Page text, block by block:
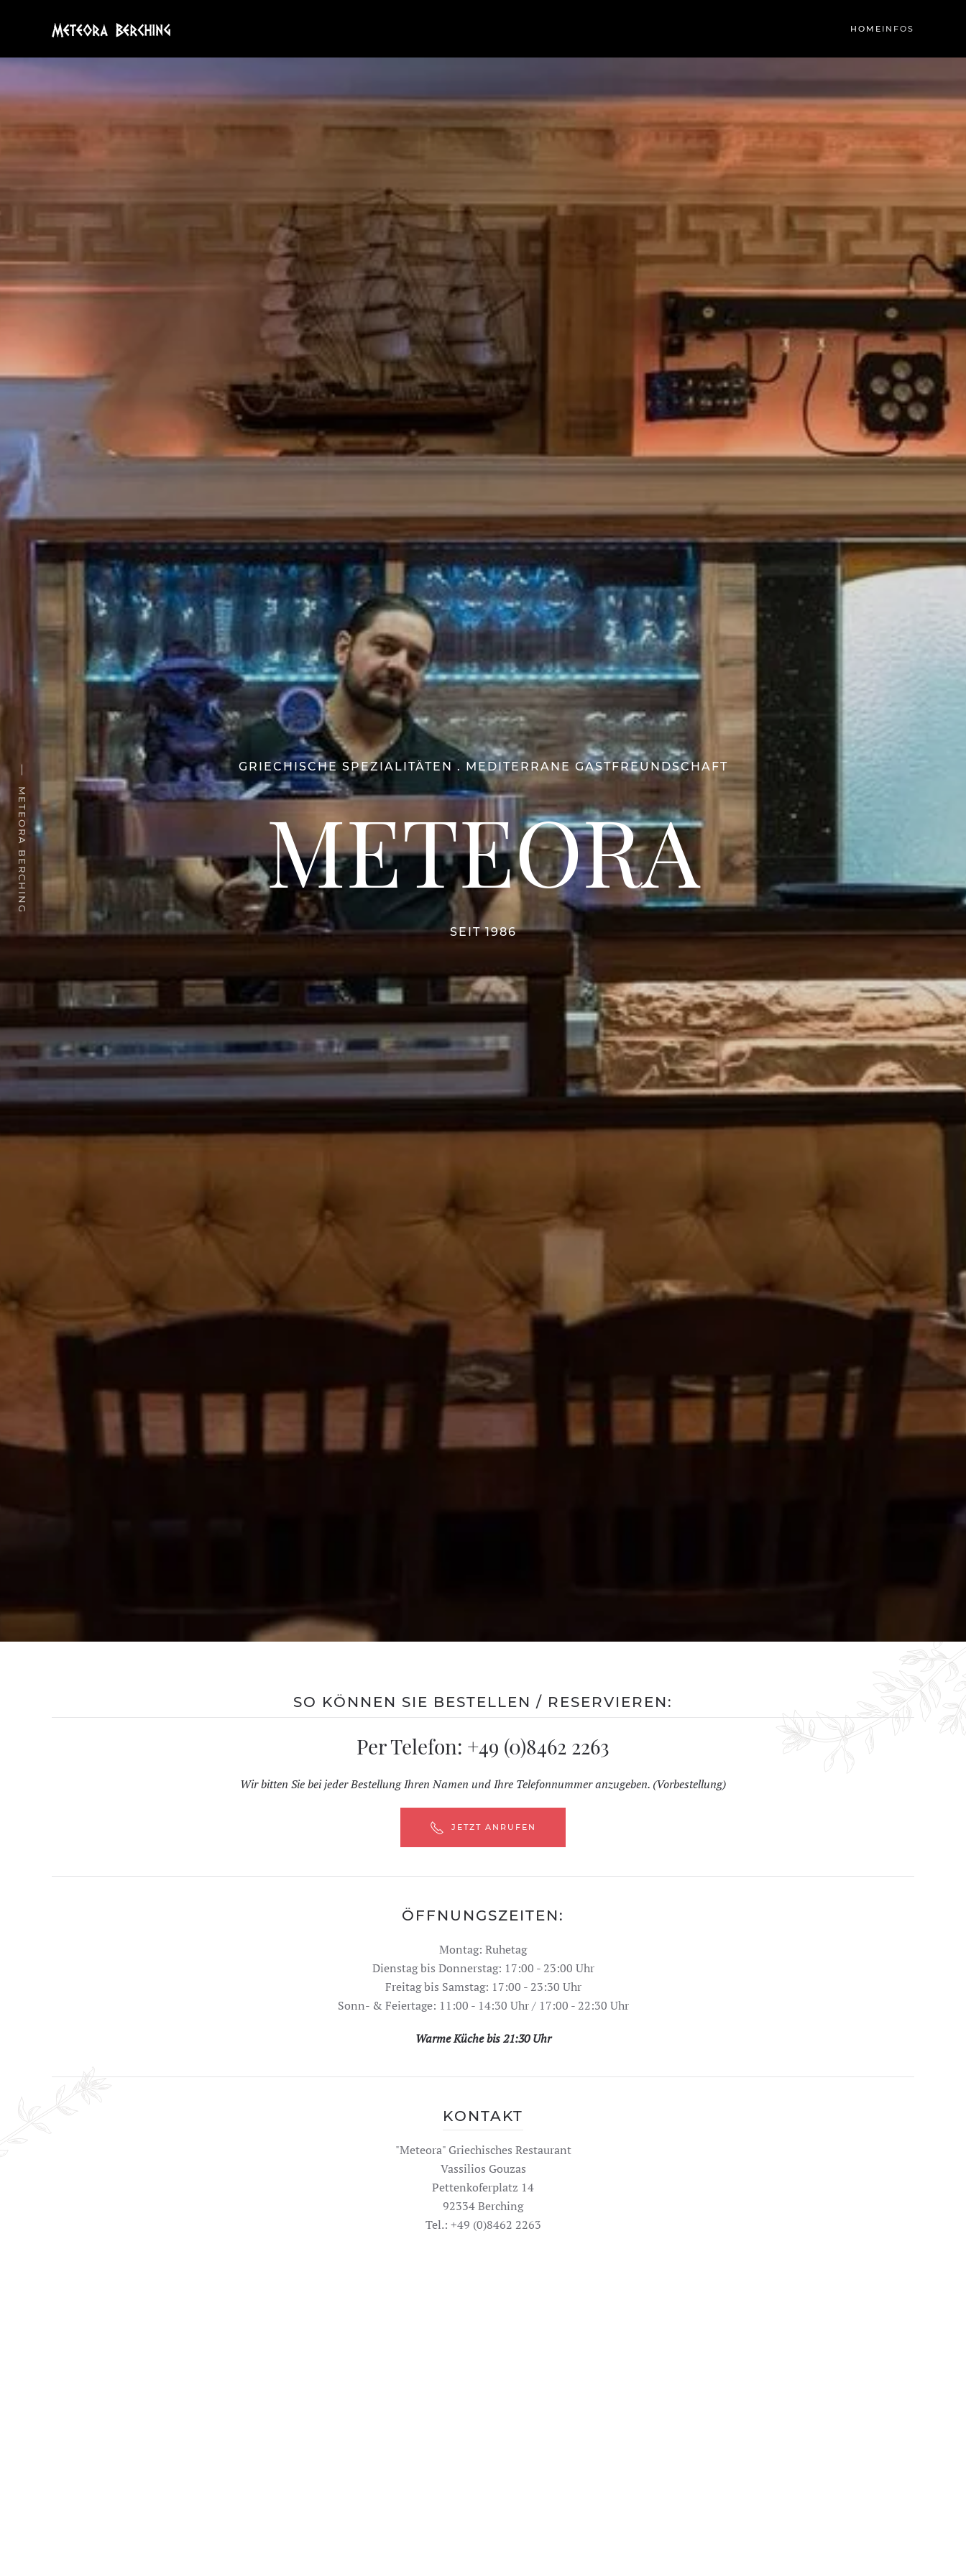
HOME INFOS
GRIECHISCHE SPEZIALITÄTEN . MEDITERRANE GASTFREUNDSCHAFT
METEORA
SEIT 1986
METEORA BERCHING
SO KÖNNEN SIE BESTELLEN / RESERVIEREN:
Per Telefon: +49 (0)8462 2263
Wir bitten Sie bei jeder Bestellung Ihren Namen und Ihre Telefonnummer anzugeben. (Vorbestellung)
JETZT ANRUFEN
ÖFFNUNGSZEITEN:
Montag: Ruhetag
Dienstag bis Donnerstag: 17:00 - 23:00 Uhr
Freitag bis Samstag: 17:00 - 23:30 Uhr
Sonn- & Feiertage: 11:00 - 14:30 Uhr / 17:00 - 22:30 Uhr
Warme Küche bis 21:30 Uhr
KONTAKT
"Meteora" Griechisches Restaurant
Vassilios Gouzas
Pettenkoferplatz 14
92334 Berching
Tel.: +49 (0)8462 2263